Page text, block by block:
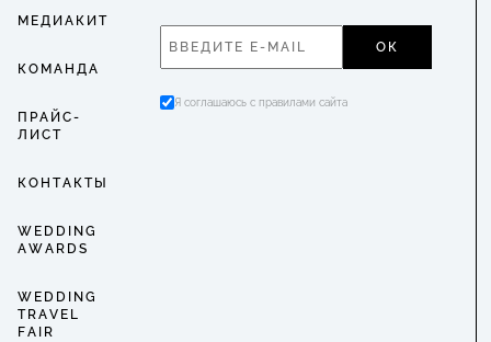
МЕДИАКИТ
КОМАНДА
ПРАЙС-
ЛИСТ
КОНТАКТЫ
WEDDING
AWARDS
WEDDING
TRAVEL
FAIR
ОК
Я соглашаюсь с правилами сайта